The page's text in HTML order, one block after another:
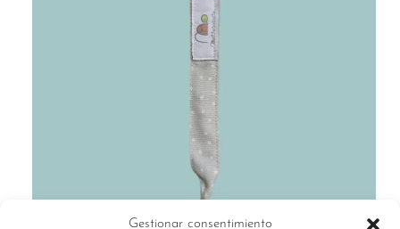
Gestionar consentimiento